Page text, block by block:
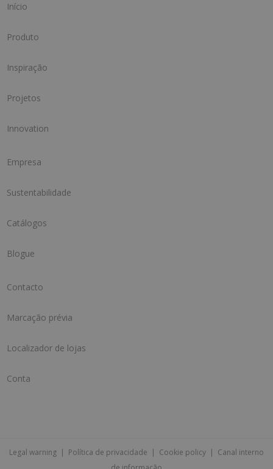
Início
Produto
Inspiração
Projetos
Innovation
Empresa
Sustentabilidade
Catálogos
Blogue
Contacto
Marcação prévia
Localizador de lojas
Conta
Legal warning | Política de privacidade | Cookie policy | Canal interno